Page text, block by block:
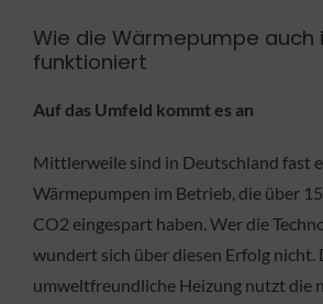
Wie die Wärmepumpe auch
funktioniert
Auf das Umfeld kommt es an
Mittlerweile sind in Deutschland fast
Wärmepumpen im Betrieb, die über
CO2 eingespart haben. Wer die
wundert sich über diesen Erfolg nicht.
umweltfreundliche Heizung nutzt die